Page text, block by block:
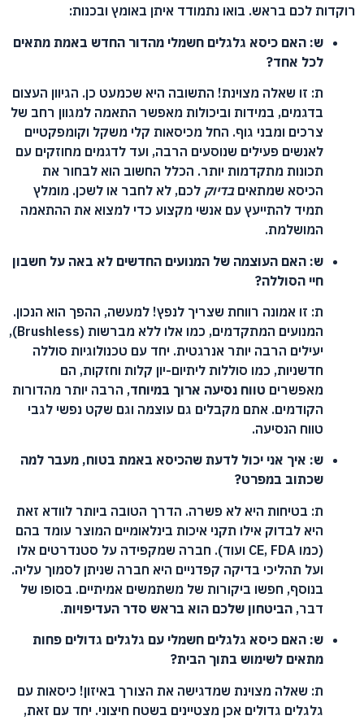
רוקדות לכם בראש. בואו נתמודד איתן באומץ ובכנות:
ש: האם כיסא גלגלים חשמלי מהדור החדש באמת מתאים
לכל אחד?
ת: זו שאלה מצוינת! התשובה היא שכמעט כן. הגיוון העצום
בדגמים, במידות וביכולות מאפשר התאמה למגוון רחב של
צרכים ומבני גוף. החל מכיסאות קלי משקל וקומפקטיים
לאנשים פעילים שנוסעים הרבה, ועד לדגמים מחוזקים עם
תכונות מתקדמות יותר. הכלל החשוב הוא לבחור את
הכיסא שמתאיםבדיוק לכם, לא לחבר או לשכן. מומלץ
תמיד להתייעץ עם אנשי מקצוע כדי למצוא את ההתאמה
המושלמת.
ש: האם העוצמה של המנועים החדשים לא באה על חשבון
חיי הסוללה?
ת: זו אמונה רווחת שצריך לנפץ! למעשה, ההפך הוא הנכון.
המנועים המתקדמים, כמו אלו ללא מברשות (Brushless),
יעילים הרבה יותר אנרגטית. יחד עם טכנולוגיות סוללה
חדשניות, כמו סוללות ליתיום-יון קלות וחזקות, הם
מאפשרים טווח נסיעה ארוך במיוחד, הרבה יותר מהדורות
הקודמים. אתם מקבלים גם עוצמה וגם שקט נפשי לגבי
טווח הנסיעה.
ש: איך אני יכול לדעת שהכיסא באמת בטוח, מעבר למה
שכתוב במפרט?
ת: בטיחות היא לא פשרה. הדרך הטובה ביותר לוודא זאת
היא לבדוק אילו תקני איכות בינלאומיים המוצר עומד בהם
(כמו CE, FDA ועוד). חברה שמקפידה על סטנדרטים אלו
ועל תהליכי בדיקה קפדניים היא חברה שניתן לסמוך עליה.
בנוסף, חפשו ביקורות של משתמשים אמיתיים. בסופו של
דבר, הביטחון שלכם הוא בראש סדר העדיפויות.
ש: האם כיסא גלגלים חשמלי עם גלגלים גדולים פחות
מתאים לשימוש בתוך הבית?
ת: שאלה מצוינת שמדגישה את הצורך באיזון! כיסאות עם
גלגלים גדולים אכן מצטיינים בשטח חיצוני. יחד עם זאת,